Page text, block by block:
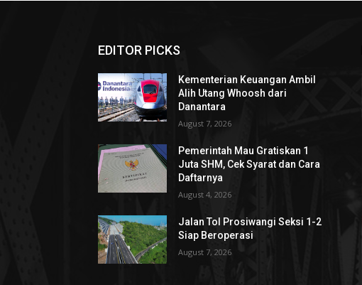
EDITOR PICKS
Kementerian Keuangan Ambil
Alih Utang Whoosh dari
Danantara
August 7, 2026
Pemerintah Mau Gratiskan 1
Juta SHM, Cek Syarat dan Cara
Daftarnya
August 4, 2026
Jalan Tol Prosiwangi Seksi 1-2
Siap Beroperasi
August 7, 2026